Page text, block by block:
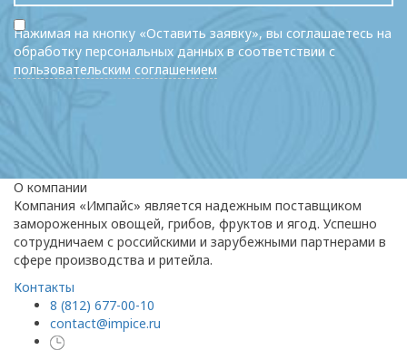
Нажимая на кнопку «Оставить заявку», вы соглашаетесь на
обработку персональных данных в соответствии с
пользовательским соглашением
О компании
Компания «Импайс» является надежным поставщиком
замороженных овощей, грибов, фруктов и ягод. Успешно
сотрудничаем с российскими и зарубежными партнерами в
сфере производства и ритейла.
Контакты
8 (812) 677-00-10
contact@impice.ru